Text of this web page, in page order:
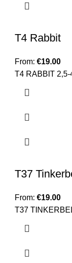
T4 Rabbit
From: €19.00
Τ4 RABBIT
Τ37
From: €19.00
Τ37